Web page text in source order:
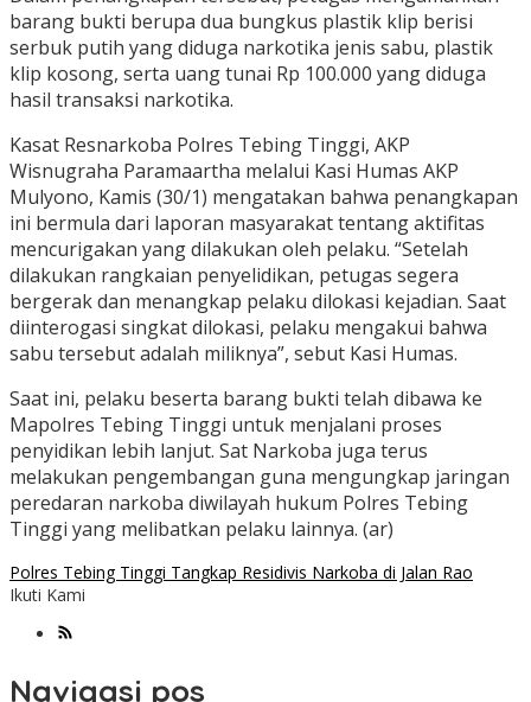
barang bukti berupa dua bungkus plastik klip berisi
serbuk putih yang diduga narkotika jenis sabu, plastik
klip kosong, serta uang tunai Rp 100.000 yang diduga
hasil transaksi narkotika.
Kasat Resnarkoba Polres Tebing Tinggi, AKP
Wisnugraha Paramaartha melalui Kasi Humas AKP
Mulyono, Kamis (30/1) mengatakan bahwa penangkapan
ini bermula dari laporan masyarakat tentang aktifitas
mencurigakan yang dilakukan oleh pelaku. “Setelah
dilakukan rangkaian penyelidikan, petugas segera
bergerak dan menangkap pelaku dilokasi kejadian. Saat
diinterogasi singkat dilokasi, pelaku mengakui bahwa
sabu tersebut adalah miliknya”, sebut Kasi Humas.
Saat ini, pelaku beserta barang bukti telah dibawa ke
Mapolres Tebing Tinggi untuk menjalani proses
penyidikan lebih lanjut. Sat Narkoba juga terus
melakukan pengembangan guna mengungkap jaringan
peredaran narkoba diwilayah hukum Polres Tebing
Tinggi yang melibatkan pelaku lainnya. (ar)
Polres Tebing Tinggi Tangkap Residivis Narkoba di Jalan Rao
Ikuti Kami
Navigasi pos